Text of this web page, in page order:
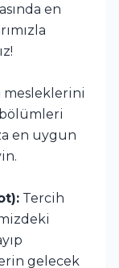
en
mesleklerini
en uygun
Tercih
gelecek